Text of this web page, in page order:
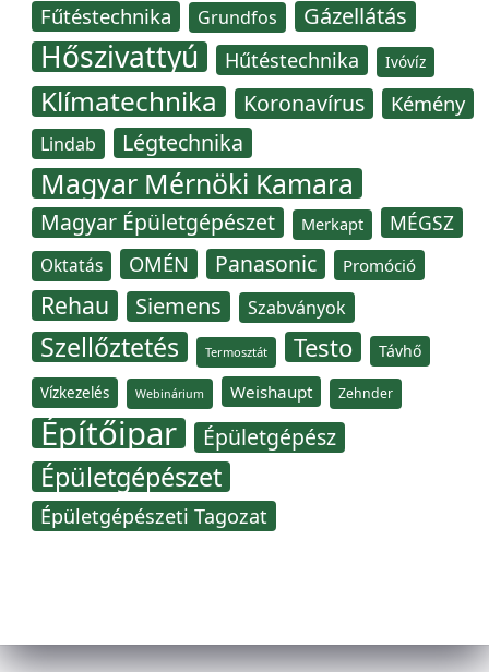
Fűtéstechnika Grundfos Gázellátás
Hőszivattyú Hűtéstechnika Ivóvíz
Klímatechnika Koronavírus Kémény
Lindab Légtechnika
Magyar Mérnöki Kamara
Magyar Épületgépészet Merkapt MÉGSZ
Oktatás OMÉN Panasonic Promóció
Rehau Siemens Szabványok
Szellőztetés Termosztát Testo Távhő
Vízkezelés Webinárium Weishaupt Zehnder
Építőipar Épületgépész
Épületgépészet
Épületgépészeti Tagozat